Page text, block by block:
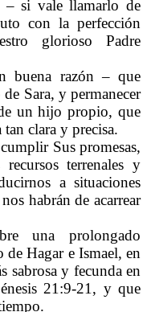
– si vale llamarlo de
con la perfección
glorioso Padre
buena razón – que
Sara, y permanecer
un hijo propio, que
clara y precisa.
Sus promesas,
terrenales y
a situaciones
habrán de acarrear
una prolongado
de Hagar e Ismael, en
sabrosa y fecunda en
21:9-21, y que